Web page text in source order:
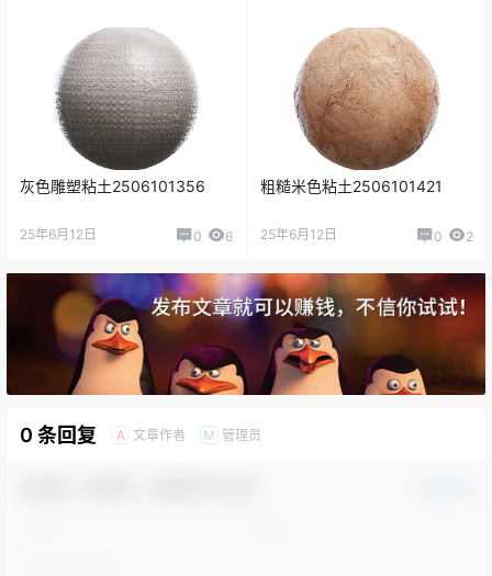
灰色雕塑粘土2506101356
25年6月12日 0 6
粗糙米色粘土2506101421
25年6月12日 0 2
0 条回复 A 文章作者 M 管理员